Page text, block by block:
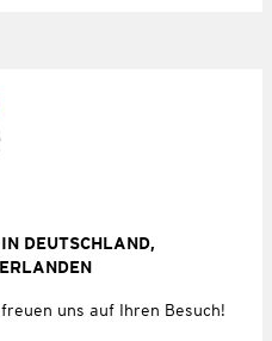
DEUTSCHLAND,
uns auf Ihren Besuch!